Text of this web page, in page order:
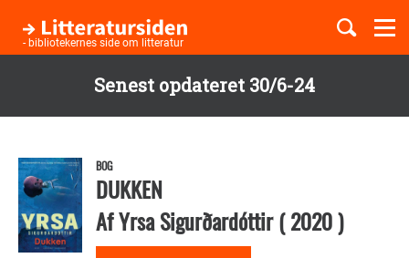
Senest opdateret 30/6-24
hovedindhold
- bibliotekernes side om litteratur
Børnebøger
Temaer
BOG
DUKKEN
AfYrsa Sigurðardóttir(2020)